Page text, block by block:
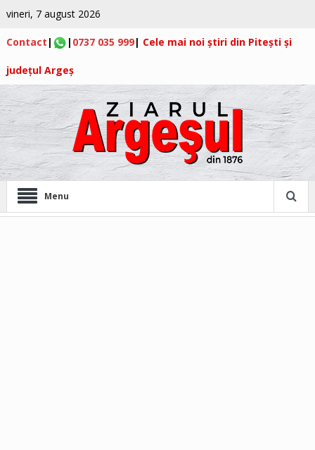
vineri, 7 august 2026
Contact | | 0737 035 999| Cele mai noi știri din Pitești și
județul Argeș
Menu